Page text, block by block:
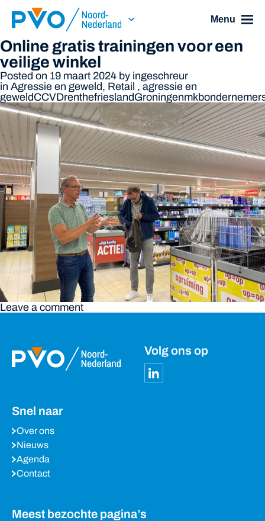
Skip Navigation or Skip to Content
Menu
Online gratis trainingen voor een
veilige winkel
Posted on 19 maart 2024 by ingeschreur
in Agressie en geweld, Retail , agressie en
geweldCCVDrenthefrieslandGroningenmkb
Leave a comment
Volg ons op
Snel naar
Over ons
Nieuws
Agenda
Contact
Meest bezochte pagina’s